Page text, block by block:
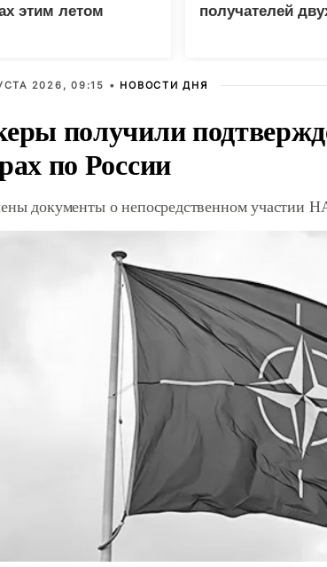
этим летом
получателей
2026, 09:15 • НОВОСТИ ДНЯ
получили
по России
документы о непосредственном участии